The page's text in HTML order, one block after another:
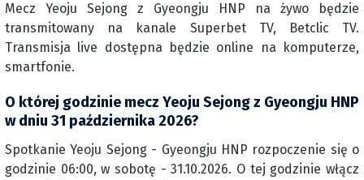
Mecz Yeoju Sejong z Gyeongju HNP na żywo będzie
transmitowany na kanale Superbet TV, Betclic TV.
Transmisja live dostępna będzie online na komputerze,
smartfonie.
O której godzinie mecz Yeoju Sejong z Gyeongju HNP
w dniu 31 października 2026?
Spotkanie Yeoju Sejong - Gyeongju HNP rozpoczenie się o
godzinie 06:00, w sobotę - 31.10.2026. O tej godzinie włącz